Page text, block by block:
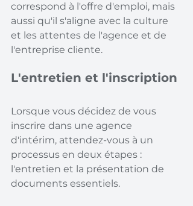
correspond à l'offre d'emploi, mais
aussi qu'il s'aligne avec la culture
et les attentes de l'agence et de
l'entreprise cliente.
L'entretien et l'inscription
Lorsque vous décidez de vous
inscrire dans une agence
d'intérim, attendez-vous à un
processus en deux étapes :
l'entretien et la présentation de
documents essentiels.